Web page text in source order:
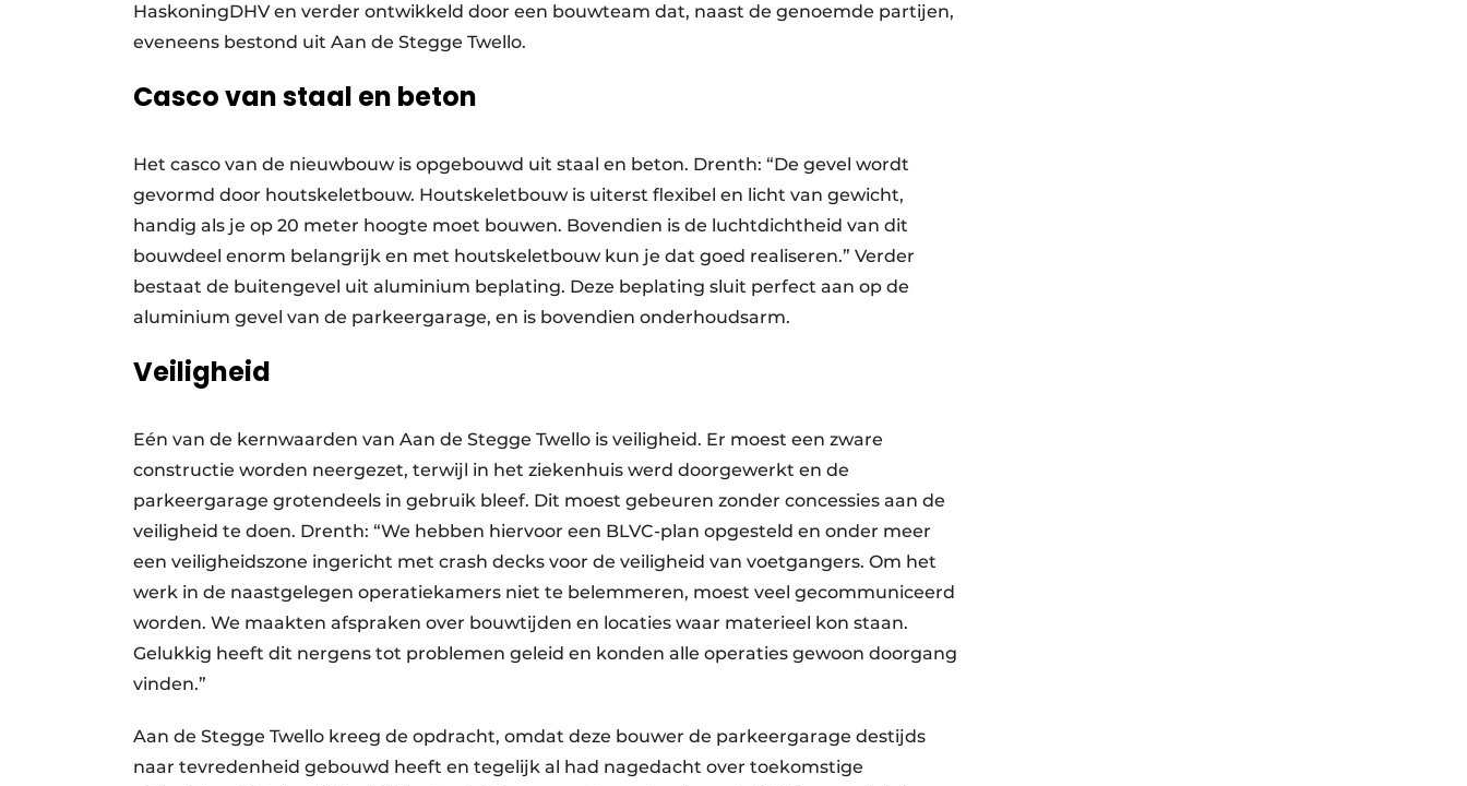
HaskoningDHV en verder ontwikkeld door een bouwteam dat, naast de genoemde partijen,
eveneens bestond uit Aan de Stegge Twello.
Casco van staal en beton
Het casco van de nieuwbouw is opgebouwd uit staal en beton. Drenth: “De gevel wordt
gevormd door houtskeletbouw. Houtskeletbouw is uiterst flexibel en licht van gewicht,
handig als je op 20 meter hoogte moet bouwen. Bovendien is de luchtdichtheid van dit
bouwdeel enorm belangrijk en met hout­skeletbouw kun je dat goed realiseren.” Verder
bestaat de buitengevel uit aluminium beplating. Deze beplating sluit perfect aan op de
aluminium gevel van de parkeergarage, en is bovendien onderhoudsarm.
Veiligheid
Eén van de kernwaarden van Aan de Stegge Twello is veiligheid. Er moest een zware
constructie worden neergezet, terwijl in het ziekenhuis werd doorgewerkt en de
parkeergarage grotendeels in gebruik bleef. Dit moest gebeuren zonder concessies aan de
veiligheid te doen. Drenth: “We hebben hiervoor een BLVC-plan opgesteld en onder meer
een veiligheidszone ingericht met crash decks voor de veiligheid van voetgangers. Om het
werk in de naastgelegen operatiekamers niet te belemmeren, moest veel gecommuniceerd
worden. We maakten afspraken over bouwtijden en locaties waar materieel kon staan.
Gelukkig heeft dit nergens tot problemen geleid en konden alle operaties gewoon doorgang
vinden.”
Aan de Stegge Twello kreeg de opdracht, omdat deze bouwer de parkeergarage destijds
naar tevredenheid gebouwd heeft en tegelijk al had nagedacht over toekomstige